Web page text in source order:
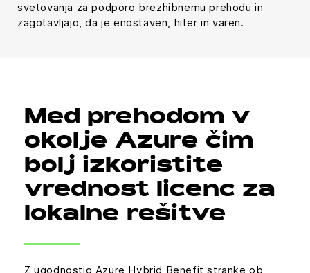
svetovanja za podporo brezhibnemu prehodu in
zagotavljajo, da je enostaven, hiter in varen.
Med prehodom v
okolje Azure čim
bolj izkoristite
vrednost licenc za
lokalne rešitve
Z ugodnostjo Azure Hybrid Benefit stranke ob